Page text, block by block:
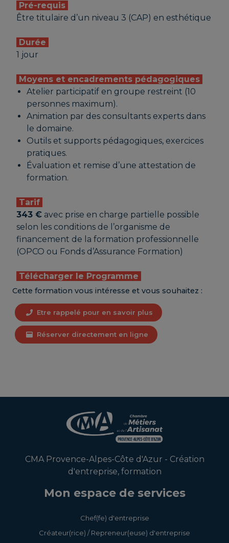
Pré-requis
Être titulaire d’un niveau 3 (CAP) en esthétique
Durée
1 jour
Moyens et encadrements pédagogiques
Atelier participatif en groupe restreint (10
personnes maximum).
Animation par des consultants experts dans
le domaine.
Outils et supports pédagogiques, exercices
pratiques.
Évaluation et remise d’une attestation de
formation.
Tarif
343 € avec prise en charge partielle possible
selon les conditions de l’organisme de
financement de la formation professionnelle
(OPCO ou Fonds d’Assurance Formation)
Télécharger le Programme
Cette formation vous intéresse et vous souhaitez :
Etre rappelé pour en savoir plus
Réserver directement en ligne
CMA Provence-Alpes-Côte d'Azur - Création
d'entreprise, formation
Mon espace de services
Chef(fe) d'entreprise
Créateur(rice) / Repreneur(euse) d'entreprise